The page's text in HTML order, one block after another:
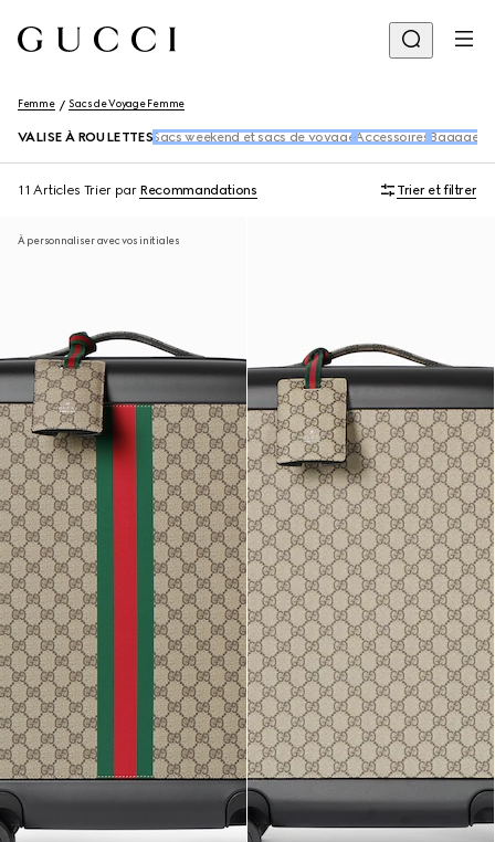
Femme Sacs de Voyage Femme
VALISE À ROULETTES Sacs weekend et sacs de voyageAccessoires Bagages
11 Articles Trier par Recommandations Trier et filtrer
À personnaliser avec vos initiales